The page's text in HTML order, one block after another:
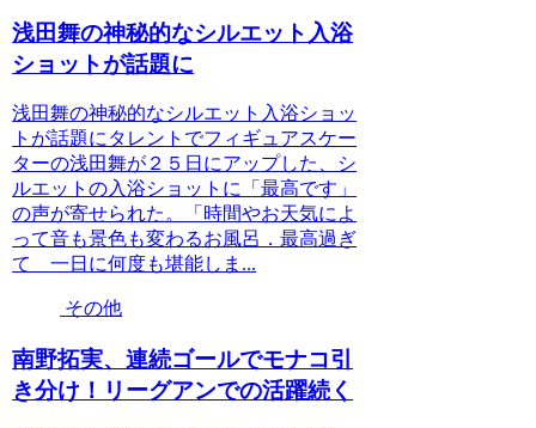
浅田舞の神秘的なシルエット入浴
ショットが話題に
浅田舞の神秘的なシルエット入浴ショッ
トが話題にタレントでフィギュアスケー
ターの浅田舞が２５日にアップした、シ
ルエットの入浴ショットに「最高です」
の声が寄せられた。「時間やお天気によ
って音も景色も変わるお風呂．最高過ぎ
て 一日に何度も堪能しま...
その他
南野拓実、連続ゴールでモナコ引
き分け！リーグアンでの活躍続く